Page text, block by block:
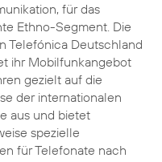
für das
Ethno-Segment. Die
Telefónica Deutschland
ihr Mobilfunkangebot
gezielt auf die
der internationalen
aus und bietet
spezielle
für Telefonate nach